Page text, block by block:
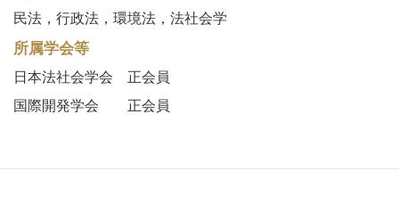
民法，行政法，環境法，法社会学
所属学会等
日本法社会学会 正会員
国際開発学会 正会員